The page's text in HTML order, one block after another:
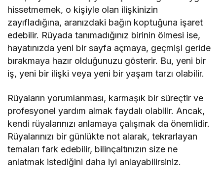
hissetmemek, o kişiyle olan ilişkinizin
zayıfladığına, aranızdaki bağın koptuğuna işaret
edebilir. Rüyada tanımadığınız birinin ölmesi ise,
hayatınızda yeni bir sayfa açmaya, geçmişi geride
bırakmaya hazır olduğunuzu gösterir. Bu, yeni bir
iş, yeni bir ilişki veya yeni bir yaşam tarzı olabilir.
Rüyaların yorumlanması, karmaşık bir süreçtir ve
profesyonel yardım almak faydalı olabilir. Ancak,
kendi rüyalarınızı anlamaya çalışmak da önemlidir.
Rüyalarınızı bir günlükte not alarak, tekrarlayan
temaları fark edebilir, bilinçaltınızın size ne
anlatmak istediğini daha iyi anlayabilirsiniz.